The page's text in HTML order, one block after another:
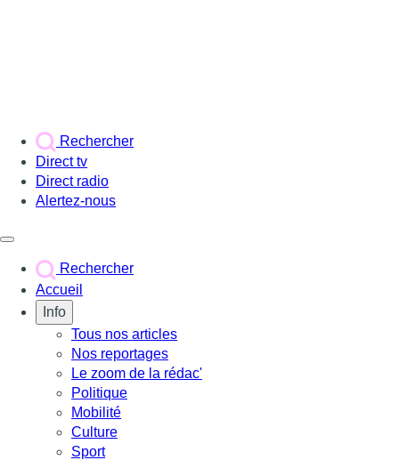
Rechercher
Direct tv
Direct radio
Alertez-nous
Rechercher
Accueil
Info
Tous nos articles
Nos reportages
Le zoom de la rédac'
Politique
Mobilité
Culture
Sport